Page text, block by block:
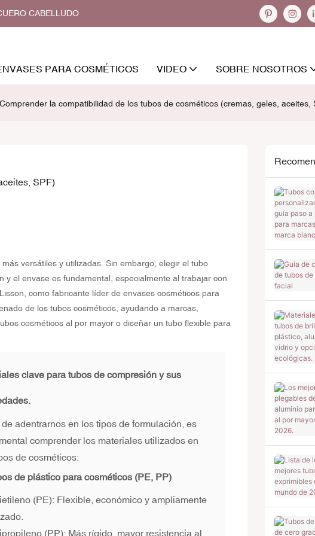
CABELLUDO
PARA COSMÉTICOS VIDEO SOBRE NOSOTROS
Comprender la compatibilidad de los tubos de cosméticos (cremas, geles, aceites,
SPF)
versátiles y utilizadas. Sin embargo, elegir el tubo
el envase es fundamental, especialmente al trabajar con
como fabricante líder de envases cosméticos para
de los tubos cosméticos, ayudando a marcas,
cosméticos al por mayor o diseñar un tubo flexible para
clave para tubos de compresión y sus
adentrarnos en los tipos de formulación, es
comprender los materiales utilizados en
de cosméticos:
de plástico para cosméticos (PE, PP)
(PE): Flexible, económico y ampliamente
(PP): Más rígido, mayor resistencia al